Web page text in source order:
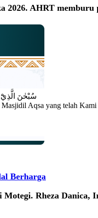
AHRT
سُبْحٰنَ الَّذِيْٓ
Aqsa yang telah
Berharga
Rheza